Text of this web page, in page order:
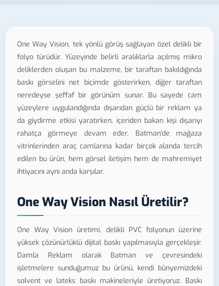
One Way Vision, tek yönlü görüş sağlayan özel delikli bir
folyo türüdür. Yüzeyinde belirli aralıklarla açılmış mikro
deliklerden oluşan bu malzeme, bir taraftan bakıldığında
baskı görselini net biçimde gösterirken, diğer taraftan
neredeyse şeffaf bir görünüm sunar. Bu sayede cam
yüzeylere uygulandığında dışarıdan güçlü bir reklam ya
da giydirme etkisi yaratırken, içeriden bakan kişi dışarıyı
rahatça görmeye devam eder. Batman'de mağaza
vitrinlerinden araç camlarına kadar birçok alanda tercih
edilen bu ürün, hem görsel iletişim hem de mahremiyet
ihtiyacını aynı anda karşılar.
One Way Vision Nasıl Üretilir?
One Way Vision üretimi, delikli PVC folyonun üzerine
yüksek çözünürlüklü dijital baskı yapılmasıyla gerçekleşir.
Damla Reklam olarak Batman ve çevresindeki
işletmelere sunduğumuz bu ürünü, kendi bünyemizdeki
solvent ve lateks baskı makineleriyle üretiyoruz. Baskı